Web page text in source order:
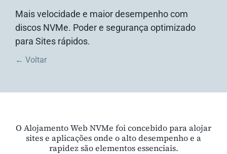
Mais velocidade e maior desempenho com
discos NVMe. Poder e segurança optimizado
para Sites rápidos.
← Voltar
O Alojamento Web NVMe foi concebido para alojar
sites e aplicações onde o alto desempenho e a
rapidez são elementos essenciais.